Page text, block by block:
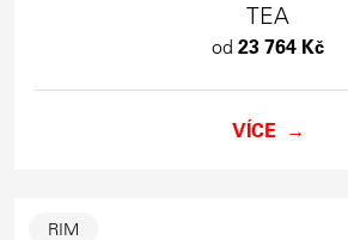
TEA
od 23 764 Kč
VÍCE
RIM